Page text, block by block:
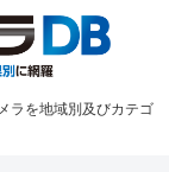
ラを地域別及びカテゴ